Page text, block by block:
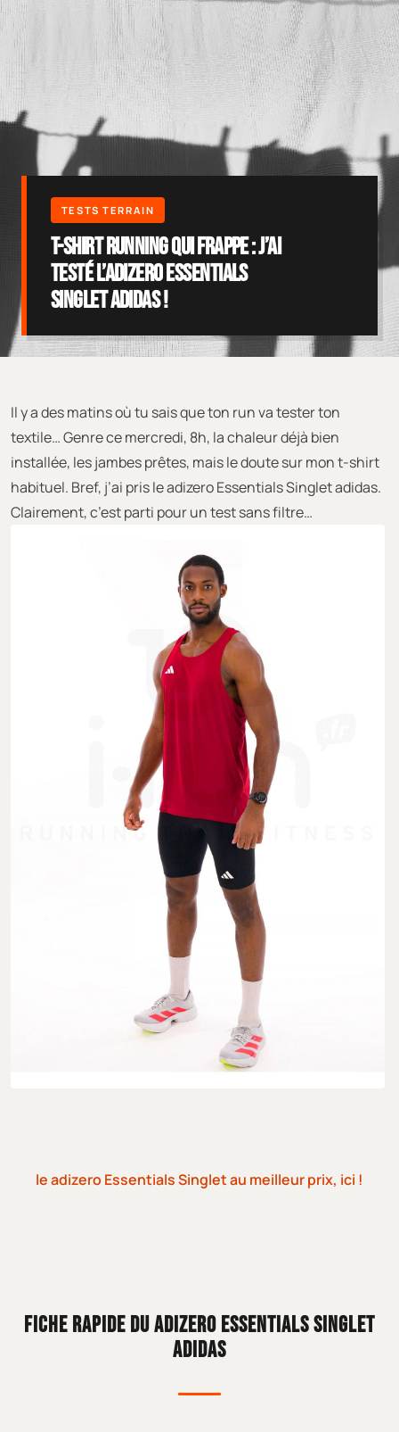
T-shirt running qui frappe : j’ai
testé l’adizero Essentials
Singlet adidas !
Il y a des matins où tu sais que ton run va tester ton
textile… Genre ce mercredi, 8h, la chaleur déjà bien
installée, les jambes prêtes, mais le doute sur mon t-shirt
habituel. Bref, j’ai pris le adizero Essentials Singlet adidas.
Clairement, c’est parti pour un test sans filtre…
le adizero Essentials Singlet au meilleur prix, ici !
FICHE RAPIDE DU ADIZERO ESSENTIALS SINGLET
ADIDAS